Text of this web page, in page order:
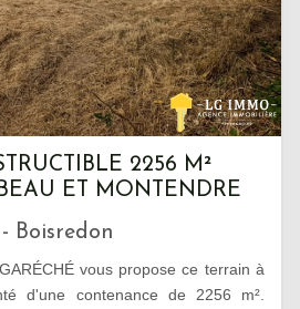
2256 M²
ET MONTENDRE
Boisredon
vous propose ce terrain à
d'une contenance de 2256 m².